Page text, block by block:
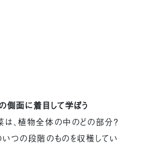
側面に着目して学ぼう
は、植物全体の中のどの部分？
いつの段階のものを収穫してい